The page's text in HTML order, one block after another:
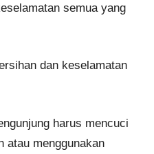
semua yang
dan keselamatan
harus mencuci
atau menggunakan